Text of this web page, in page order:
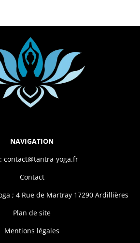
NAVIGATION
contact@tantra-yoga.fr
Contact
; 4 Rue de Martray 17290 Ardillières
Plan de site
Mentions légales